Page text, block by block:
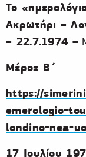
Το
Ακρωτήρι –
– 22.7.1974 –
Μέρος Β΄
https://
emerologio-
londino-nea-
17 Ιουλίου